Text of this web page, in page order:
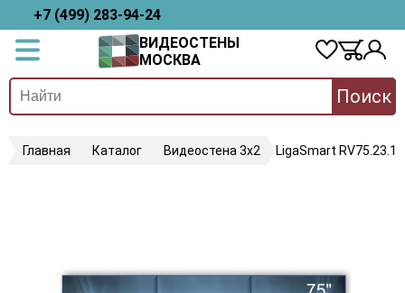
+7 (499) 283-94-24
ВИДЕОСТЕНЫ
МОСКВА
Поиск
Главная Каталог Видеостена 3х2 LigaSmart